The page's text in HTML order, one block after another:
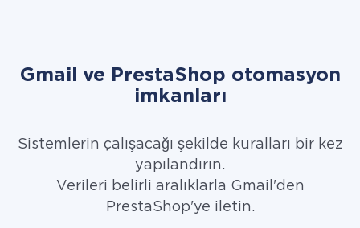
Gmail ve PrestaShop otomasyon
imkanları
Sistemlerin çalışacağı şekilde kuralları bir kez
yapılandırın.
Verileri belirli aralıklarla Gmail'den
PrestaShop'ye iletin.